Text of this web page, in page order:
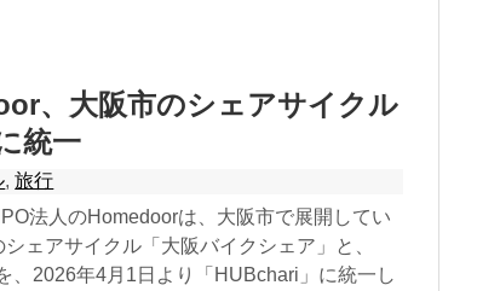
、大阪市のシェアサイクル
統一
,旅行
法人のHomedoorは、大阪市で展開してい
ェアサイクル「大阪バイクシェア」と、
、2026年4月1日より「HUBchari」に統一し